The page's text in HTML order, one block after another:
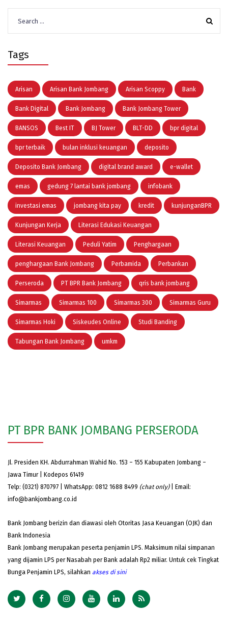
for:
Tags
Arisan Arisan Bank Jombang Arisan Scoppy Bank
Bank Digital Bank Jombang Bank Jombang Tower
BANSOS Best IT BJ Tower BLT-DD bpr digital
bpr terbaik bulan inklusi keuangan deposito
Deposito Bank Jombang digital brand award e-wallet
emas gedung 7 lantai bank jombang infobank
investasi emas jombang kita pay kredit kunjunganBPR
Kunjungan Kerja Literasi Edukasi Keuangan
Literasi Keuangan Peduli Yatim Penghargaan
penghargaan Bank Jombang Perbamida Perbankan
Perseroda PT BPR Bank Jombang qris bank jombang
Simarmas Simarmas 100 Simarmas 300 Simarmas Guru
Simarmas Hoki Siskeudes Online Studi Banding
Tabungan Bank Jombang umkm
PT BPR BANK JOMBANG PERSERODA
Jl. Presiden KH. Abdurrahman Wahid No. 153 – 155 Kabupaten Jombang –
Jawa Timur | Kodepos 61419
Telp: (0321) 870797 | WhatsApp: 0812 1688 8499 (chat only)| Email:
info@bankjombang.co.id
Bank Jombang berizin dan diawasi oleh Otoritas Jasa Keuangan (OJK) dan
Bank Indonesia
Bank Jombang merupakan peserta penjamin LPS. Maksimum nilai simpanan
yang dijamin LPS per Nasabah per Bank adalah Rp2 miliar. Untuk cek Tingkat
Bunga Penjamin LPS, silahkan akses di sini